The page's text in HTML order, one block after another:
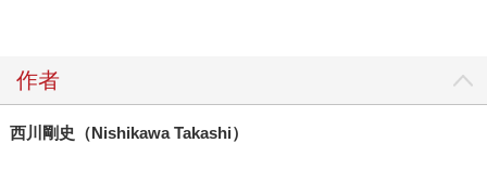
作者
西川剛史（Nishikawa Takashi）